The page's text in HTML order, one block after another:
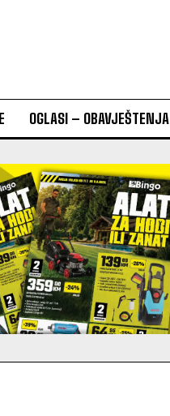
OGLASI – OBAVJEŠTENJA